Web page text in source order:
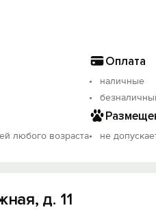
Оплата
наличные
любого возраста не
д. 11